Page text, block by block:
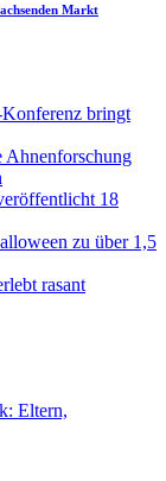
Markt
bringt
Ahnenforschung
18
zu über 1,5
rasant
Eltern,